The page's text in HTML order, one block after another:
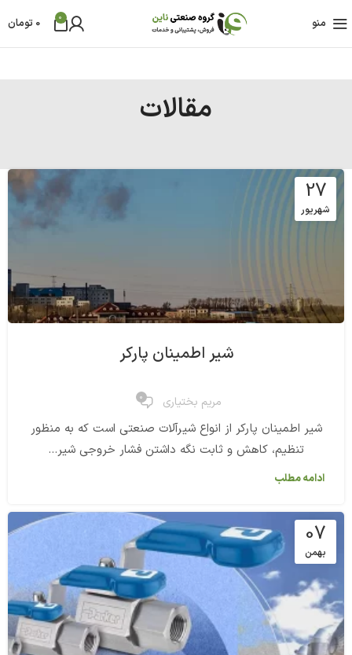
منو 0
0 تومان
مقالات
27
شهریور
شیر اطمینان پارکر
مریم بختیاری 0
شیر اطمینان پارکر از انواع شیرآلات صنعتی است که به منظور
تنظیم، کاهش و ثابت نگه داشتن فشار خروجی شیر...
ادامه مطلب
07
بهمن